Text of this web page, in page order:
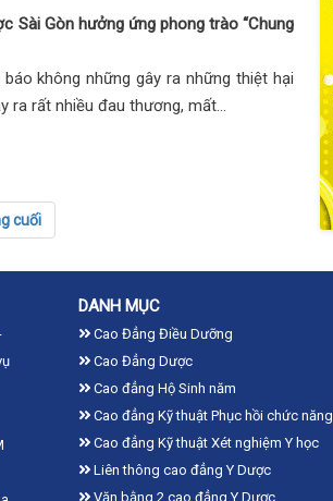
Sài Gòn hưởng ứng phong trào “Chung
không những gây ra những thiệt hại
ra rất nhiều đau thương, mất...
cuối
DANH MỤC
Cao Đẳng Điều Dưỡng
Cao Đẳng Dược
Cao đẳng Hộ Sinh năm
Cao đẳng Kỹ thuật Phục hồi chức năng
Cao đẳng Kỹ thuật Xét nghiệm Y học
Liên thông cao đẳng Y Dược
Văn bằng 2 cao đẳng Y Dược